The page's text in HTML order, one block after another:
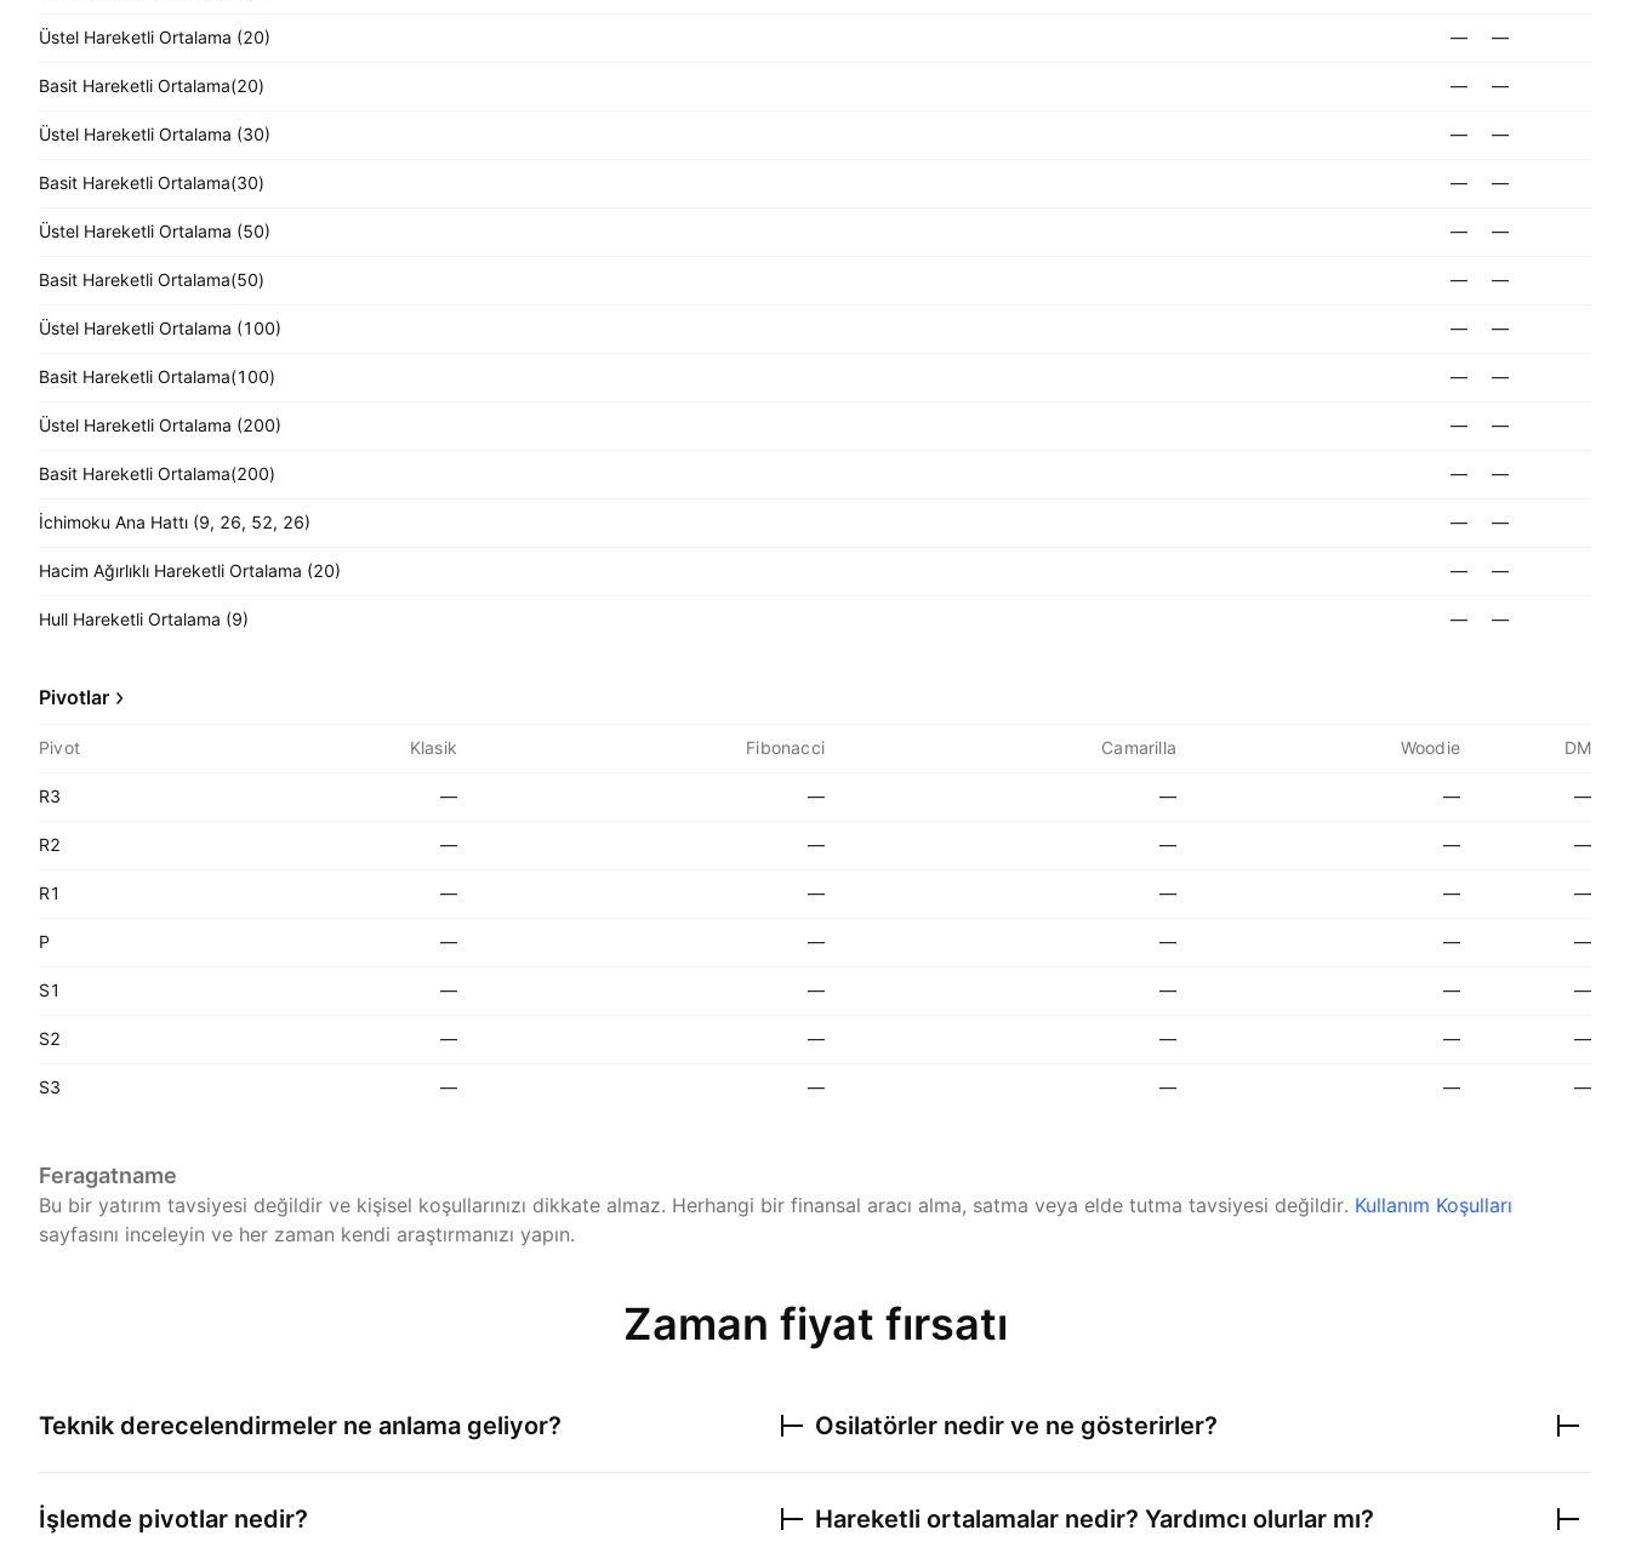
Üstel Hareketli Ortalama (20) — —
Basit Hareketli Ortalama(20) — —
Üstel Hareketli Ortalama (30) — —
Basit Hareketli Ortalama(30) — —
Üstel Hareketli Ortalama (50) — —
Basit Hareketli Ortalama(50) — —
Üstel Hareketli Ortalama (100) — —
Basit Hareketli Ortalama(100) — —
Üstel Hareketli Ortalama (200) — —
Basit Hareketli Ortalama(200) — —
İchimoku Ana Hattı (9, 26, 52, 26) — —
Hacim Ağırlıklı Hareketli Ortalama (20) — —
Hull Hareketli Ortalama (9) — —
Pivotlar
Pivot Klasik Fibonacci Camarilla Woodie DM
R3 — — — — —
R2 — — — — —
R1 — — — — —
P — — — — —
S1 — — — — —
S2 — — — — —
S3 — — — — —
Feragatname
Bu bir yatırım tavsiyesi değildir ve kişisel koşullarınızı dikkate almaz. Herhangi bir finansal aracı alma, satma veya elde tutma tavsiyesi değildir. Kullanım Koşulları
sayfasını inceleyin ve her zaman kendi araştırmanızı yapın.
Zaman fiyat fırsatı
Teknik derecelendirmeler ne anlama geliyor?
İşlemde pivotlar nedir?
Osilatörler nedir ve ne gösterirler?
Hareketli ortalamalar nedir? Yardımcı olurlar mı?